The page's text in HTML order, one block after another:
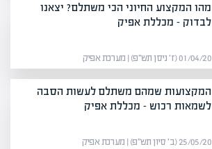
מהו המקצוע החיוני הכי משתלם? יצאנו
לבדוק – מכללת אפיק
01/04/20 (ז׳ ניסן תש״פ) | מערכת אפיק
המקצועות שמהם משתלם לעשות הסבה
לשמאות רכוש – מכללת אפיק
25/05/20 (ב׳ סיון תש״פ) | מערכת אפיק